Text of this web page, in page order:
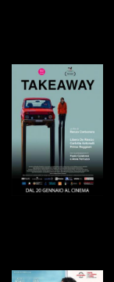
VAI ALLA SCHEDA